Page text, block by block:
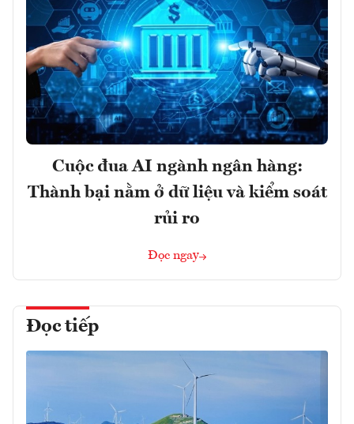
Cuộc đua AI ngành ngân hàng:
Thành bại nằm ở dữ liệu và kiểm soát
rủi ro
Đọc ngay
Đọc tiếp